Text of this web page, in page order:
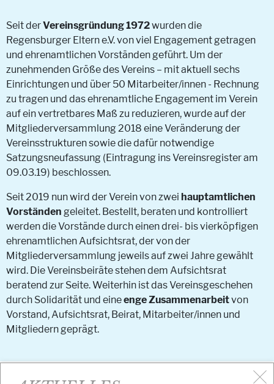
Seit derVereinsgründung 1972wurden die
Regensburger Eltern e.V. von viel Engagement getragen
und ehrenamtlichen Vorständen geführt. Um der
zunehmenden Größe des Vereins – mit aktuell sechs
Einrichtungen und über 50 Mitarbeiter/innen - Rechnung
zu tragen und das ehrenamtliche Engagement im Verein
auf ein vertretbares Maß zu reduzieren, wurde auf der
Mitgliederversammlung 2018 eine Veränderung der
Vereinsstrukturen sowie die dafür notwendige
Satzungsneufassung (Eintragung ins Vereinsregister am
09.03.19) beschlossen.
Seit 2019 nun wird der Verein von zwei hauptamtlichen
Vorständen geleitet. Bestellt, beraten und kontrolliert
werden die Vorstände durch einen drei- bis vierköpfigen
ehrenamtlichen Aufsichtsrat, der von der
Mitgliederversammlung jeweils auf zwei Jahre gewählt
wird. Die Vereinsbeiräte stehen dem Aufsichtsrat
beratend zur Seite. Weiterhin ist das Vereinsgeschehen
durch Solidarität und eineenge Zusammenarbeitvon
Vorstand, Aufsichtsrat, Beirat, Mitarbeiter/innen und
Mitgliedern geprägt.